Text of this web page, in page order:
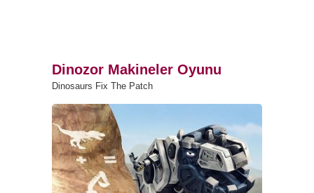
Dinozor Makineler Oyunu
Dinosaurs Fix The Patch